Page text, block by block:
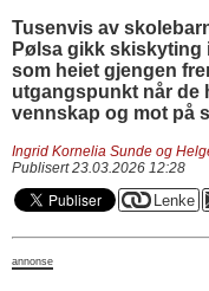
Tusenvis av
Pølsa gikk skiskyting
som heiet gjengen
utgangspunkt når de
vennskap og mot på
Ingrid Kornelia Sunde og
Publisert 23.03.2026 12:28
annonse